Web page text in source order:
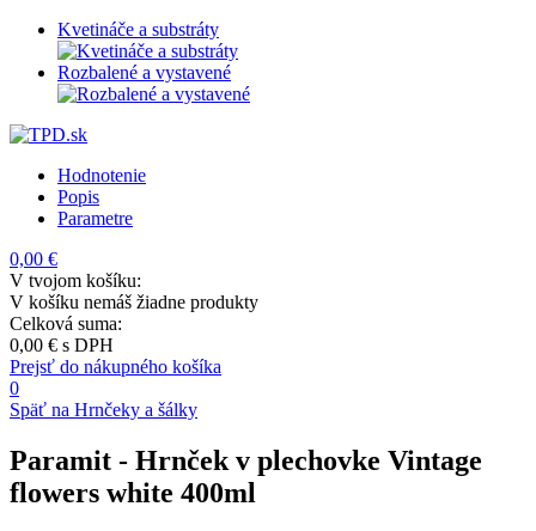
Kvetináče a substráty
Rozbalené a vystavené
Hodnotenie
Popis
Parametre
0,00 €
V tvojom košíku:
V košíku nemáš žiadne produkty
Celková suma:
0,00 € s DPH
Prejsť do nákupného košíka
0
Späť na Hrnčeky a šálky
Paramit - Hrnček v plechovke Vintage
flowers white 400ml